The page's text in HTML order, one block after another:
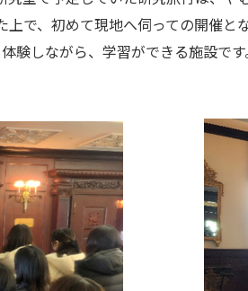
で、初めて現地へ伺っての開催と
しながら、学習ができる施設で